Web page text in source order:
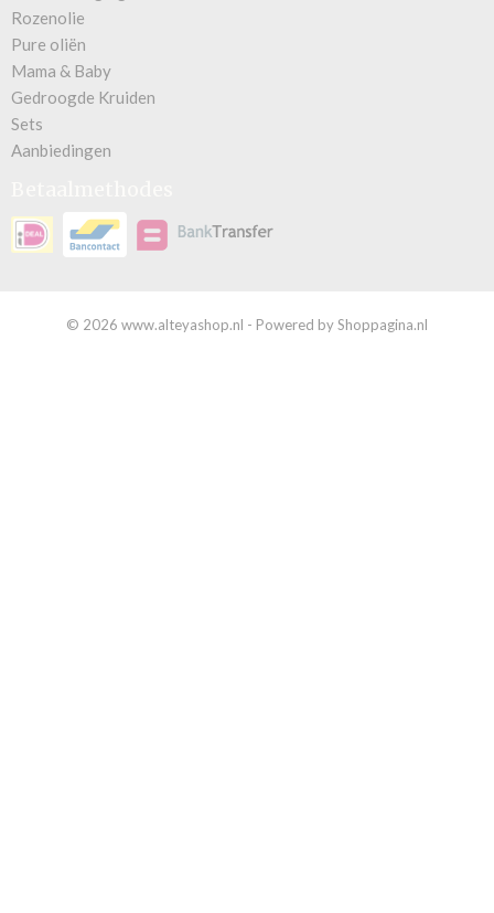
Rozenolie
Pure oliën
Mama & Baby
Gedroogde Kruiden
Sets
Aanbiedingen
© 2026 www.alteyashop.nl - Powered by Shoppagina.nl